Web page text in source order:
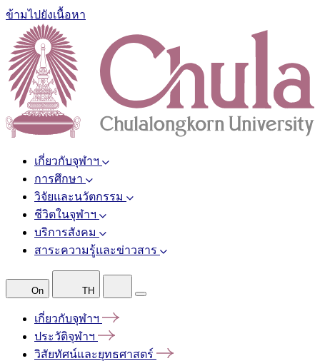
ข้ามไปยังเนื้อหา
เกี่ยวกับจุฬาฯ
การศึกษา
วิจัยและนวัตกรรม
ชีวิตในจุฬาฯ
บริการสังคม
สาระความรู้และข่าวสาร
On TH
เกี่ยวกับจุฬาฯ
ประวัติจุฬาฯ
วิสัยทัศน์และยุทธศาสตร์